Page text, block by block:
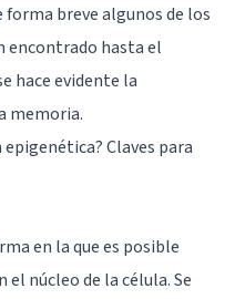
breve algunos de los
encontrado hasta el
hace evidente la
memoria.
epigenética? Claves para
en la que es posible
núcleo de la célula. Se